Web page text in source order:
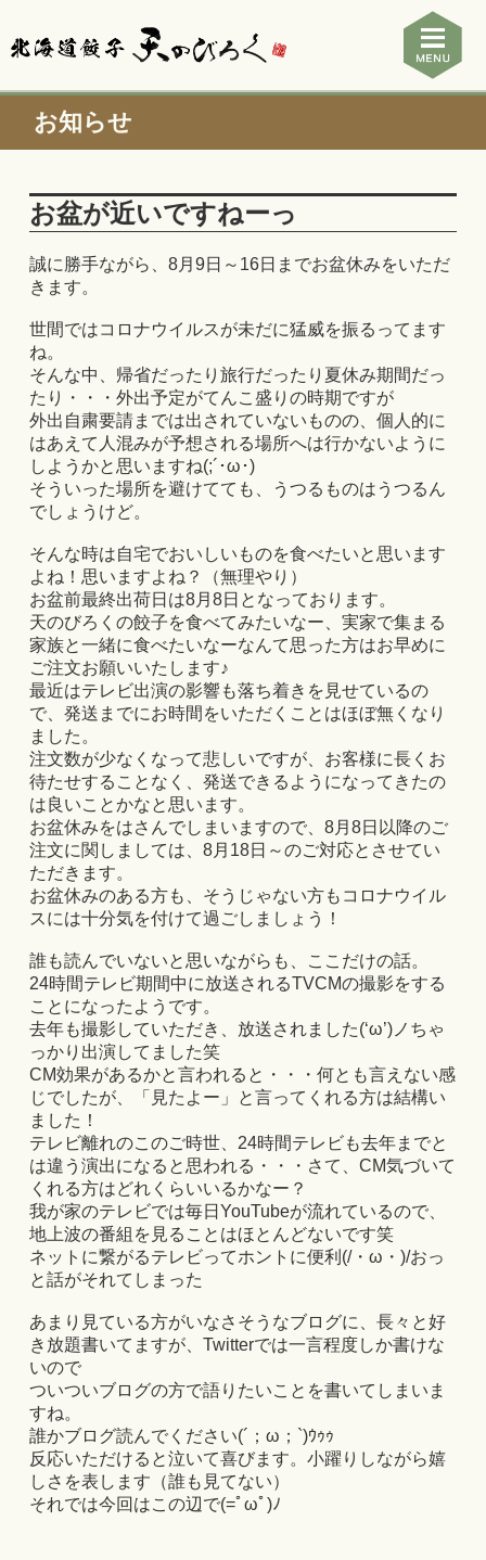
お知らせ
お盆が近いですねーっ
誠に勝手ながら、8月9日～16日までお盆休みをいただ
きます。
世間ではコロナウイルスが未だに猛威を振るってます
ね。
そんな中、帰省だったり旅行だったり夏休み期間だっ
たり・・・外出予定がてんこ盛りの時期ですが
外出自粛要請までは出されていないものの、個人的に
はあえて人混みが予想される場所へは行かないように
しようかと思いますね(;´･ω･)
そういった場所を避けてても、うつるものはうつるん
でしょうけど。
そんな時は自宅でおいしいものを食べたいと思います
よね！思いますよね？（無理やり）
お盆前最終出荷日は8月8日となっております。
天のびろくの餃子を食べてみたいなー、実家で集まる
家族と一緒に食べたいなーなんて思った方はお早めに
ご注文お願いいたします♪
最近はテレビ出演の影響も落ち着きを見せているの
で、発送までにお時間をいただくことはほぼ無くなり
ました。
注文数が少なくなって悲しいですが、お客様に長くお
待たせすることなく、発送できるようになってきたの
は良いことかなと思います。
お盆休みをはさんでしまいますので、8月8日以降のご
注文に関しましては、8月18日～のご対応とさせてい
ただきます。
お盆休みのある方も、そうじゃない方もコロナウイル
スには十分気を付けて過ごしましょう！
誰も読んでいないと思いながらも、ここだけの話。
24時間テレビ期間中に放送されるTVCMの撮影をする
ことになったようです。
去年も撮影していただき、放送されました(‘ω’)ノちゃ
っかり出演してました笑
CM効果があるかと言われると・・・何とも言えない感
じでしたが、「見たよー」と言ってくれる方は結構い
ました！
テレビ離れのこのご時世、24時間テレビも去年までと
は違う演出になると思われる・・・さて、CM気づいて
くれる方はどれくらいいるかなー？
我が家のテレビでは毎日YouTubeが流れているので、
地上波の番組を見ることはほとんどないです笑
ネットに繋がるテレビってホントに便利(/・ω・)/おっ
と話がそれてしまった
あまり見ている方がいなさそうなブログに、長々と好
き放題書いてますが、Twitterでは一言程度しか書けな
いので
ついついブログの方で語りたいことを書いてしまいま
すね。
誰かブログ読んでください(´；ω；`)ｳｩｩ
反応いただけると泣いて喜びます。小躍りしながら嬉
しさを表します（誰も見てない）
それでは今回はこの辺で(=ﾟωﾟ)ﾉ